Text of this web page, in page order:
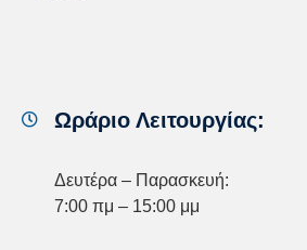
Ωράριο Λειτουργίας:
Δευτέρα – Παρασκευή:
7:00 πμ – 15:00 μμ